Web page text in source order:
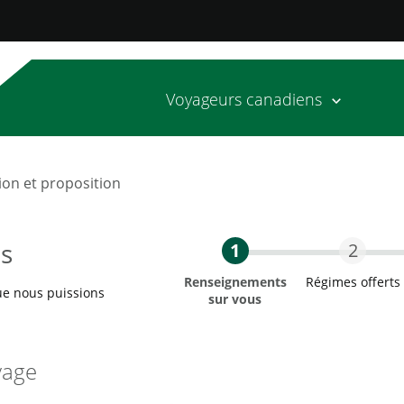
Voyageurs canadiens
et proposition
nous puissions
1
Renseignements
sur vous
2
Régimes offerts